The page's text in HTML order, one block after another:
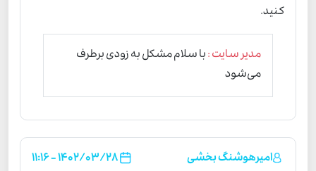
کنید.
مدیر سایت :با سلام مشکل به زودی برطرف
می‌شود
امیرهوشنگ بخشی
1402/03/28 - 11:16